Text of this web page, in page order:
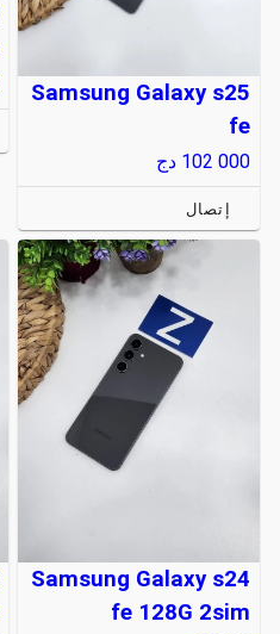
Samsung Galaxy s25
fe
102 000 دج
إتصال
Samsung Galaxy s24
fe 128G 2sim